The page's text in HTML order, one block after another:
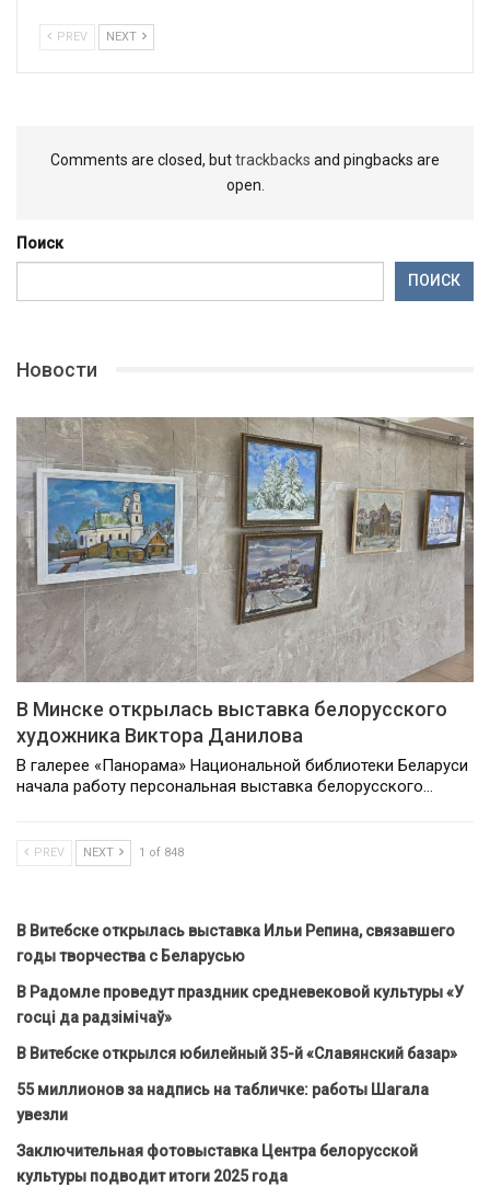
PREV NEXT
Comments are closed, buttrackbacks and pingbacks are
open.
Поиск
ПОИСК
Новости
В Минске открылась выставка белорусского
художника Виктора Данилова
В галерее «Панорама» Национальной библиотеки Беларуси
начала работу персональная выставка белорусского…
PREV NEXT 1 of 848
В Витебске открылась выставка Ильи Репина, связавшего
годы творчества с Беларусью
В Радомле проведут праздник средневековой культуры «У
госці да радзімічаў»
В Витебске открылся юбилейный 35-й «Славянский базар»
55 миллионов за надпись на табличке: работы Шагала
увезли
Заключительная фотовыставка Центра белорусской
культуры подводит итоги 2025 года